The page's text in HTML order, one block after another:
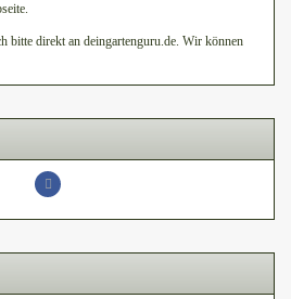
bitte direkt an deingartenguru.de. Wir können